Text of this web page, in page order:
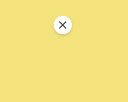
关闭特別通告